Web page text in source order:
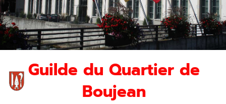
Guilde du Quartier de
Boujean